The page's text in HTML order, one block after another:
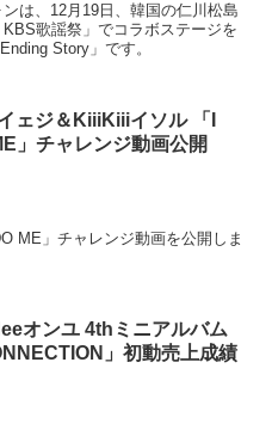
は、12月19日、韓国の仁川松島
歌謡祭」でコラボステージを
Story」です。
ェジ＆KiiiKiiiイソル 「I
」チャレンジ動画公開
ME」チャレンジ動画を公開しま
オンユ 4thミニアルバム
」初動売上成績